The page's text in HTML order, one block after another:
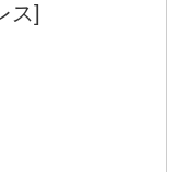
情報・店舗一覧
ス]